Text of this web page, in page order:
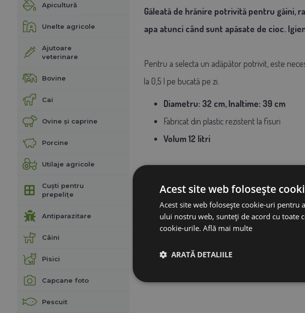
Apicultură
Unelte agricole
Ajutoare
veterinare
Bovine
Cai
Ovine și caprine
Porcine
Utilaje agricole
Cuști pentru
prepelițe
Antiparazitare
Câini
Pisici
Capcane foto
Pescuit
Găleată de hrănire potrivită pentru găini,
apa atunci când sunt apăsate de cioc.
Pentru a selecta un adăpător potrivit, este
la 0,5 l pe bucată pe zi.
Diametru: 32 cm, Inaltime: 39 cm
Fabricat din plastic rezistent la fisuri
Volum 12 litri
Acest site web folosește
Acest site web folosește cookie-uri
ului nostru web, sunteți de acord cu
cookie-urile. Află mai multe
ARATĂ DETALIILE